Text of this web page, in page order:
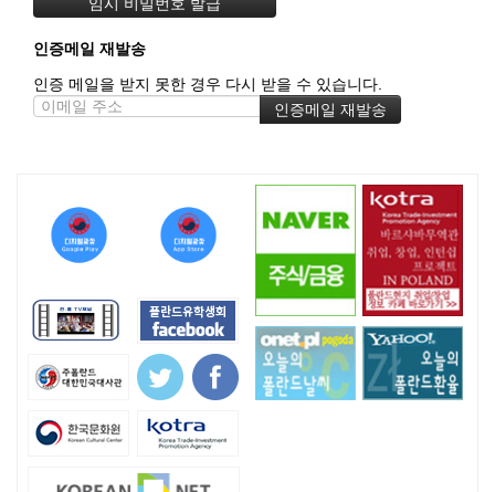
인증메일 재발송
인증 메일을 받지 못한 경우 다시 받을 수 있습니다.